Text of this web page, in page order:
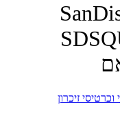
זיכרון